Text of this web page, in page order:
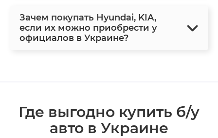
Зачем покупать Hyundai, KIA,
если их можно приобрести у
официалов в Украине?
Где выгодно купить б/у
авто в Украине